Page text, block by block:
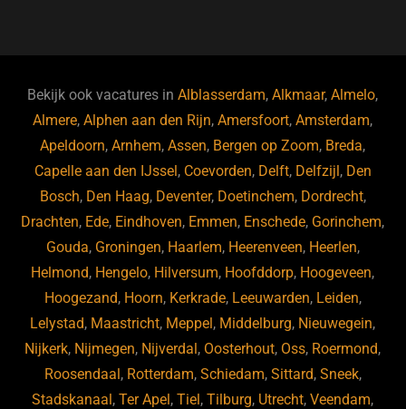
b
o
o
k
ky dI
n
Bekijk ook vacatures inAlblasserdam,Alkmaar,Almelo,
Almere,Alphen aan den Rijn,Amersfoort,Amsterdam,
Apeldoorn,Arnhem,Assen, Bergen op Zoom, Breda,
Capelle aan den IJssel , Coevorden, Delft, Delfzijl , Den
Bosch, Den Haag, Deventer, Doetinchem, Dordrecht,
Drachten, Ede, Eindhoven, Emmen, Enschede, Gorinchem,
Gouda, Groningen, Haarlem, Heerenveen, Heerlen,
Helmond, Hengelo, Hilversum, Hoofddorp, Hoogeveen,
Hoogezand, Hoorn, Kerkrade, Leeuwarden, Leiden,
Lelystad, Maastricht, Meppel , Middelburg, Nieuwegein,
Nijkerk, Nijmegen, Nijverdal , Oosterhout, Oss, Roermond,
Roosendaal , Rotterdam, Schiedam, Sittard, Sneek,
Stadskanaal ,Ter Apel ,Tiel ,Tilburg, Utrecht,Veendam,